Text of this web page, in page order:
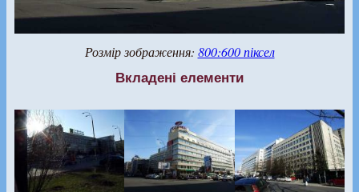
Розмір зображення: 800:600 піксел
Вкладені елементи